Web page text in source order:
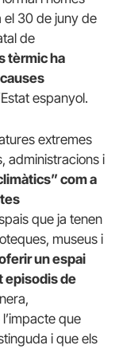
30 de juny de
de
tèrmic ha
espanyol.
extremes
administracions i
com a
que ja tenen
museus i
un espai
episodis de
que
i que els